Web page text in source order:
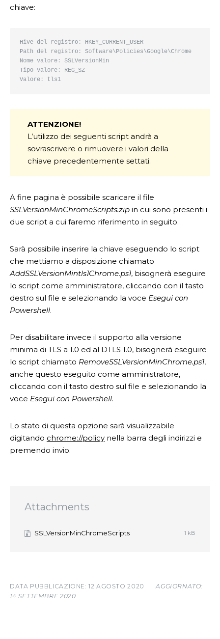
chiave:
Hive del registro: HKEY_CURRENT_USER
Path del registro: Software\Policies\Google\Chrome
Nome valore: SSLVersionMin
Tipo valore: REG_SZ
Valore: tls1
ATTENZIONE!
L’utilizzo dei seguenti script andrà a
sovrascrivere o rimuovere i valori della
chiave precedentemente settati.
A fine pagina è possibile scaricare il file
SSLVersionMinChromeScripts.zip in cui sono presenti i
due script a cui faremo riferimento in seguito.
Sarà possibile inserire la chiave eseguendo lo script
che mettiamo a disposizione chiamato
AddSSLVersionMintls1Chrome.ps1, bisognerà eseguire
lo script come amministratore, cliccando con il tasto
destro sul file e selezionando la voce Esegui con
Powershell.
Per disabilitare invece il supporto alla versione
minima di TLS a 1.0 ed al DTLS 1.0, bisognerà eseguire
lo script chiamato RemoveSSLVersionMinChrome.ps1,
anche questo eseguito come amministratore,
cliccando con il tasto destro sul file e selezionando la
voce Esegui con Powershell.
Lo stato di questa opzione sarà visualizzabile
digitando chrome://policy nella barra degli indirizzi e
premendo invio.
Attachments
SSLVersionMinChromeScripts 1 kB
12 AGOSTO 2020
AGGIORNATO:
14 SETTEMBRE 2020